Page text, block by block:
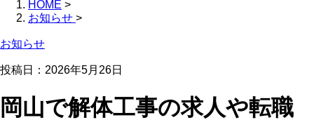
HOME >
お知らせ >
お知らせ
投稿日： 2026年5月26日
岡山で解体工事の求人や転職